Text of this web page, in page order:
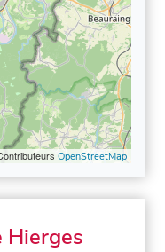
OpenStreetMap
Hierges